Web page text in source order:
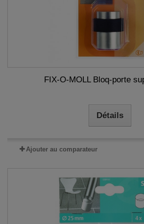
FIX-O-MOLL Bloq-porte
Détails
Ajouter au comparateur